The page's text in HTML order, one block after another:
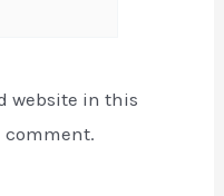
website in this
comment.